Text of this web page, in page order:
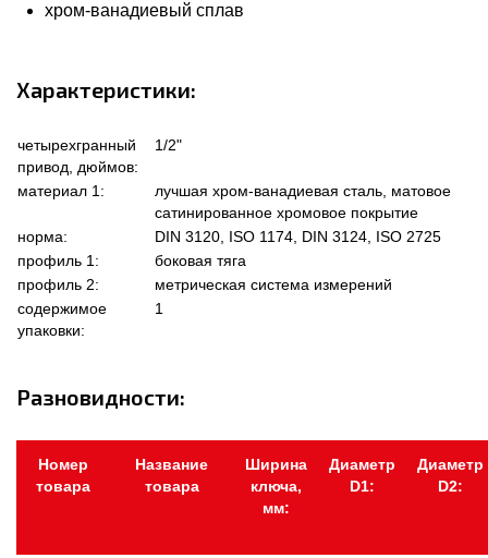
хром-ванадиевый сплав
Характеристики:
четырехгранный
привод, дюймов:
1/2"
материал 1:
лучшая хром-ванадиевая сталь, матовое
сатинированное хромовое покрытие
норма:
DIN 3120, ISO 1174, DIN 3124, ISO 2725
профиль 1:
боковая тяга
профиль 2:
метрическая система измерений
содержимое
упаковки:
1
Разновидности:
Номер
товара
Название
товара
Ширина
ключа,
мм:
Диаметр
D1:
Диаметр
D2: